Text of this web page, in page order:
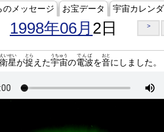
のメッセージ お宝データ 宇宙カレン
1998年06月 2日 >
衛星
えいせい
が捉
とら
えた宇宙
うちゅう
の電波
でんぱ
を音
おと
にしました。